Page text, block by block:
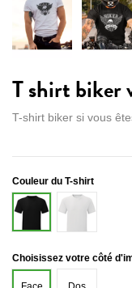
T shirt biker
T-shirt biker si vous
Couleur du T-shirt
Noir
Blanc
Choisissez votre côté